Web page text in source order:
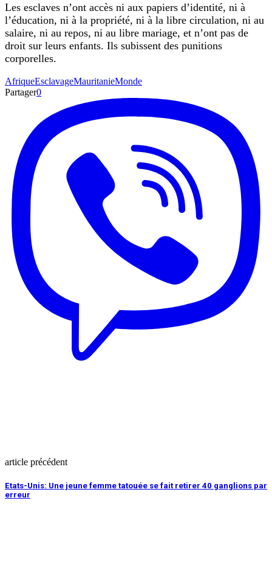
Les esclaves n’ont accès ni aux papiers d’identité, ni à
l’éducation, ni à la propriété, ni à la libre circulation, ni au
salaire, ni au repos, ni au libre mariage, et n’ont pas de
droit sur leurs enfants. Ils subissent des punitions
corporelles.
AfriqueEsclavageMauritanieMonde
Partager0
article précédent
Etats-Unis: Une jeune femme tatouée se fait retirer 40 ganglions par
erreur